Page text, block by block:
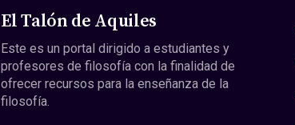
El Talón de Aquiles
Este es un portal dirigido a estudiantes y
profesores de filosofía con la finalidad de
ofrecer recursos para la enseñanza de la
filosofía.